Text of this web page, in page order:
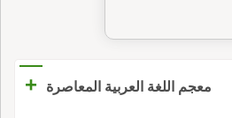
معجم اللغة العربية المعاصرة +